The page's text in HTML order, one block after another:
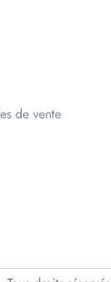
de vente